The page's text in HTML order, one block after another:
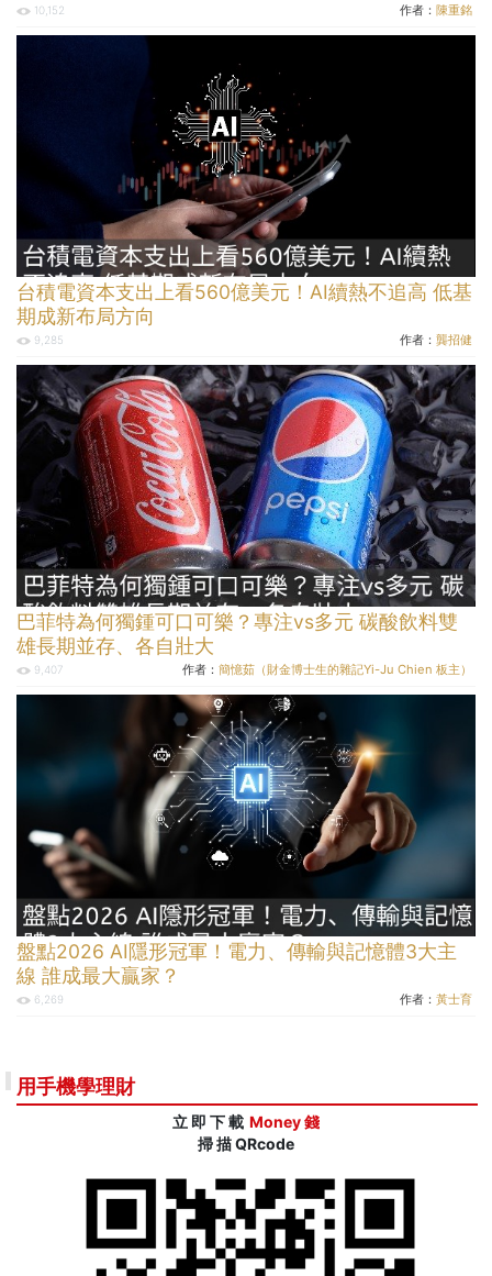
10,152 作者： 陳重銘
台積電資本支出上看560億美元！AI續熱不追高 低基
期成新布局方向
9,285 作者： 龔招健
巴菲特為何獨鍾可口可樂？專注vs多元 碳酸飲料雙
雄長期並存、各自壯大
9,407 作者： 簡憶茹（財金博士生的雜記Yi-Ju Chien 板主）
盤點2026 AI隱形冠軍！電力、傳輸與記憶體3大主
線 誰成最大贏家？
6,269 作者： 黃士育
用手機學理財
立 即 下 載 Money 錢
掃 描 QRcode